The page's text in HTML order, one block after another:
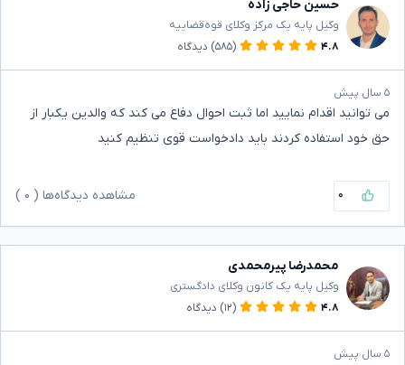
حسین حاجی زاده
وکیل پایه یک مرکز وکلای قوه‌قضاییه
۴.۸
(۵۸۵) دیدگاه
۵ سال پیش
می توانید اقدام نمایید اما ثبت احوال دفاع می کند که والدین یکبار از
حق خود استفاده کردند باید دادخواست قوی تنظیم کنید
۰ مشاهده دیدگاه‌ها ( ۰
محمدرضا پیرمحمدی
وکیل پایه یک کانون وکلای دادگستری
۴.۸
(۱۲) دیدگاه
۵ سال پیش